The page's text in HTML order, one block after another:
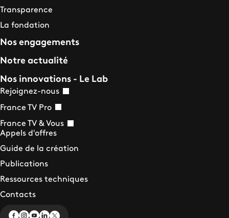
Transparence
La fondation
Nos engagements
Notre actualité
Nos innovations - Le Lab
Rejoignez-nous
France TV Pro
France TV & Vous
Appels d'offres
Guide de la création
Publications
Ressources techniques
Contacts